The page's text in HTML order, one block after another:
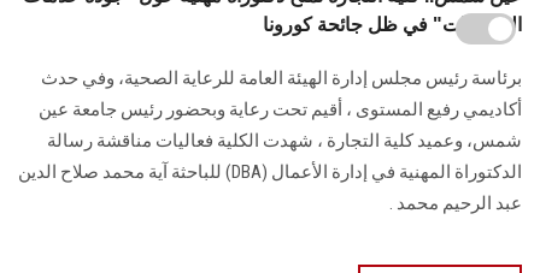
الصيدليات" في ظل جائحة كورونا
برئاسة رئيس مجلس إدارة الهيئة العامة للرعاية الصحية، وفي حدث
أكاديمي رفيع المستوى ، أقيم تحت رعاية وبحضور رئيس جامعة عين
شمس، وعميد كلية التجارة ، شهدت الكلية فعاليات مناقشة رسالة
الدكتوراة المهنية في إدارة الأعمال (DBA) للباحثة آية محمد صلاح الدين
عبد الرحيم محمد .